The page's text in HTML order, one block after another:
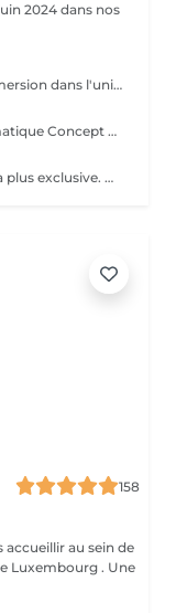
2024 dans nos
EVASION HEAD SPA est une première immersion dans l'univers du Head Spa. Ce rituel découverte vous invite à relâcher les tensions accumulées grâce à un massage du cuir chevelu associé à une expérience sensorielle autour de l'eau et à un soin adapté. Idéal pour découvrir les bienfaits du Head Spa et s'offrir un véritable moment de détente. Coiffage ou brushing inclus. DECOUVREZ NOTRE UNIVERS HEAD SPA, une expérience unique alliant relaxation profonde, soin du cuir chevelu et beauté du cheveu. Inspirés des rituels de bien-être japonais, nos soins Head Spa sont conçus pour procurer un véritable moment de déconnexion tout en prenant soin de vos cheveux et de votre cuir chevelu. Chaque rituel associe des techniques de massage relaxantes, un travail autour de l'eau, des soins professionnels adaptés et se termine par un coiffage ou un brushing afin que vous repartiez détendue et sublimée. Accordez-vous une parenthèse hors du temps et choisissez le rituel qui correspond à vos envies.
RITUEL SIGNATURE: L'expérience emblématique Concept Beauté. Un rituel complet alliant bien-être, soin du cuir chevelu, beauté du cheveu et coiffage personnalisé. DECOUVREZ NOTRE UNIVERS HEAD SPA, une expérience unique alliant relaxation profonde, soin du cuir chevelu et beauté du cheveu. Inspirés des rituels de bien-être japonais, nos soins Head Spa sont conçus pour procurer un véritable moment de déconnexion tout en prenant soin de vos cheveux et de votre cuir chevelu. Chaque rituel associe des techniques de massage relaxantes, un travail autour de l'eau, des soins professionnels adaptés et se termine par un coiffage ou un brushing afin que vous repartiez détendue et sublimée. Accordez-vous une parenthèse hors du temps et choisissez le rituel qui correspond à vos envies.
RITUEL ABSOLU : L'expérience Head Spa la plus exclusive. Un voyage sensoriel profond associant relaxation intense, soins experts et mise en beauté complète des cheveux. DECOUVREZ NOTRE UNIVERS HEAD SPA, une expérience unique alliant relaxation profonde, soin du cuir chevelu et beauté du cheveu. Inspirés des rituels de bien-être japonais, nos soins Head Spa sont conçus pour procurer un véritable moment de déconnexion tout en prenant soin de vos cheveux et de votre cuir chevelu. Chaque rituel associe des techniques de massage relaxantes, un travail autour de l'eau, des soins professionnels adaptés et se termine par un coiffage ou un brushing afin que vous repartiez détendue et sublimée. Accordez-vous une parenthèse hors du temps et choisissez le rituel qui correspond à vos envies.
158
accueillir au sein de
. Une